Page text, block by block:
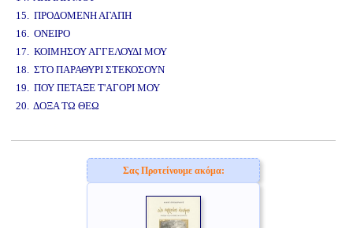
15. ΠΡΟΔΟΜΕΝΗ ΑΓΑΠΗ
16. ΟΝΕΙΡΟ
17. ΚΟΙΜΗΣΟΥ ΑΓΓΕΛΟΥΔΙ ΜΟΥ
18. ΣΤΟ ΠΑΡΑΘΥΡΙ ΣΤΕΚΟΣΟΥΝ
19. ΠΟΥ ΠΕΤΑΞΕ Τ'ΑΓΟΡΙ ΜΟΥ
20. ΔΟΞΑ ΤΩ ΘΕΩ
Σας Προτείνουμε ακόμα: